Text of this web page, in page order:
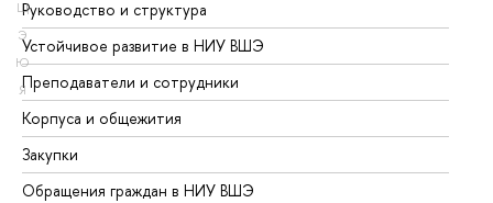
Щ
Э
Ю
Я
Руководство и структура
Устойчивое развитие в НИУ ВШЭ
Преподаватели и сотрудники
Корпуса и общежития
Закупки
Обращения граждан в НИУ ВШЭ